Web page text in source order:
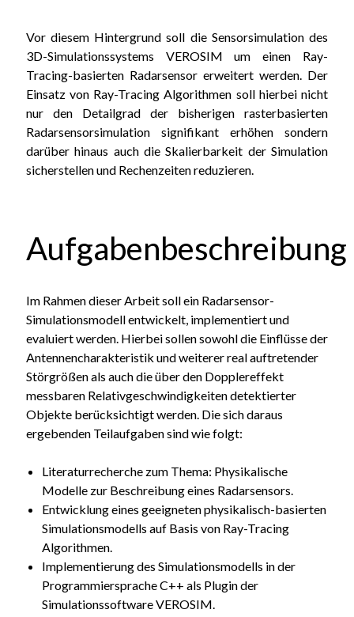
Vor diesem Hintergrund soll die Sensorsimulation des
3D-Simulationssystems VEROSIM um einen Ray-
Tracing-basierten Radarsensor erweitert werden. Der
Einsatz von Ray-Tracing Algorithmen soll hierbei nicht
nur den Detailgrad der bisherigen rasterbasierten
Radarsensorsimulation signifikant erhöhen sondern
darüber hinaus auch die Skalierbarkeit der Simulation
sicherstellen und Rechenzeiten reduzieren.
Aufgabenbeschreibung
Im Rahmen dieser Arbeit soll ein Radarsensor-
Simulationsmodell entwickelt, implementiert und
evaluiert werden. Hierbei sollen sowohl die Einflüsse der
Antennencharakteristik und weiterer real auftretender
Störgrößen als auch die über den Dopplereffekt
messbaren Relativgeschwindigkeiten detektierter
Objekte berücksichtigt werden. Die sich daraus
ergebenden Teilaufgaben sind wie folgt:
Literaturrecherche zum Thema: Physikalische
Modelle zur Beschreibung eines Radarsensors.
Entwicklung eines geeigneten physikalisch-basierten
Simulationsmodells auf Basis von Ray-Tracing
Algorithmen.
Implementierung des Simulationsmodells in der
Programmiersprache C++ als Plugin der
Simulationssoftware VEROSIM.